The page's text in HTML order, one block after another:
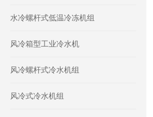
水冷螺杆式低温冷冻机组
风冷箱型工业冷水机
风冷螺杆式冷水机组
风冷式冷水机组